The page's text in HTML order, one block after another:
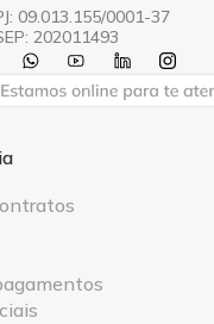
09.013.155/0001-37
202011493